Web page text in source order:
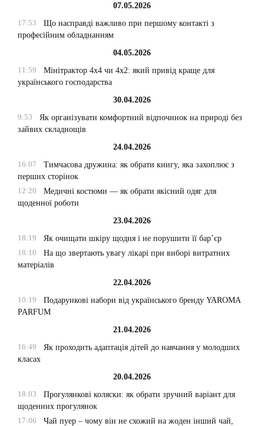
07.05.2026
17:53
Що насправді важливо при першому контакті з
професійним обладнанням
04.05.2026
11:59
Мінітрактор 4х4 чи 4х2: який привід краще для
українського господарства
30.04.2026
9:53
Як організувати комфортний відпочинок на природі без
зайвих складнощів
24.04.2026
16:07
Тимчасова дружина: як обрати книгу, яка захоплює з
перших сторінок
12:20
Медичні костюми — як обрати якісний одяг для
щоденної роботи
23.04.2026
18:19
Як очищати шкіру щодня і не порушити її бар’єр
18:10
На що звертають увагу лікарі при виборі витратних
матеріалів
22.04.2026
10:19
Подарункові набори від українського бренду YAROMA
PARFUM
21.04.2026
16:49
Як проходить адаптація дітей до навчання у молодших
класах
20.04.2026
18:03
Прогулянкові коляски: як обрати зручний варіант для
щоденних прогулянок
17:06
Чай пуер – чому він не схожий на жоден інший чай,